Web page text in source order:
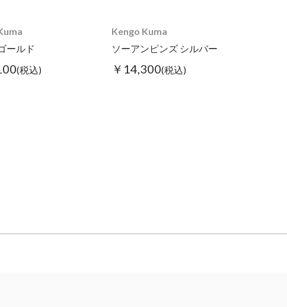
ールド
(税込)
Kengo Kuma
ソーアンピンズ シルバー
￥14,300(税込)